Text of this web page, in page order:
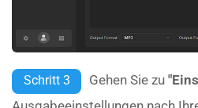
Schritt 3 Gehen Sie zu